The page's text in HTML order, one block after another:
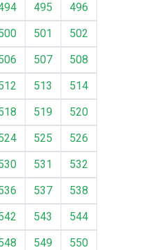
495
496
501
502
507
508
513
514
519
520
525
526
531
532
537
538
543
544
549
550